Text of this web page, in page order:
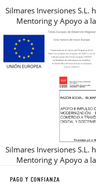
Silmares Inversiones S.L.
Mentoring y Apoyo a
Silmares Inversiones S.L.
Mentoring y Apoyo a
PAGO Y CONFIANZA